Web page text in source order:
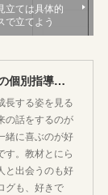
立ては具体的
で立てよう
「第二の家」ブログ｜藤沢市の個別指導塾のお話
長する姿を見る
の話をするのが
緒に喜ぶのが好
す。教材とにら
と出会うのも好
グも、好きで